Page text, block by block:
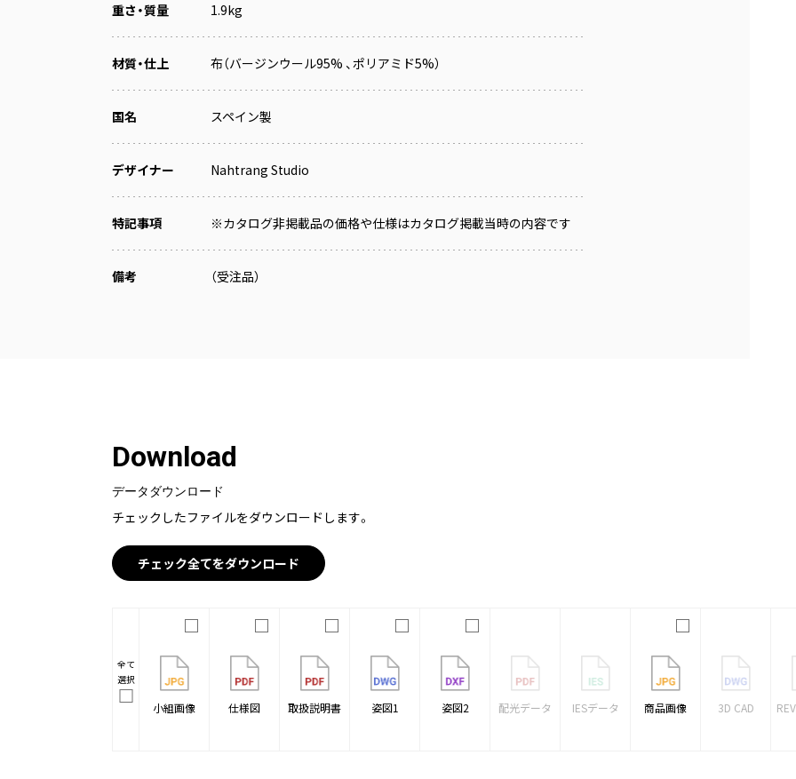
重さ・質量 1.9kg
材質・仕上 布（バージンウール95% 、ポリアミド5%）
国名 スペイン製
デザイナー Nahtrang Studio
特記事項 ※カタログ非掲載品の価格や仕様はカタログ掲載当時の内容です
備考 （受注品）
Download
データダウンロード
チェックしたファイルをダウンロードします。
チェック全てをダウンロード
全て
選択
小組画像 仕様図 取扱説明書 姿図1 姿図2 配光データ IESデータ 商品画像 3D CAD